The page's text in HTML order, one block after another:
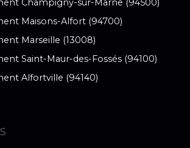
Champigny-sur-Marne (94500)
Maisons-Alfort (94700)
Marseille (13008)
Saint-Maur-des-Fossés (94100)
Alfortville (94140)